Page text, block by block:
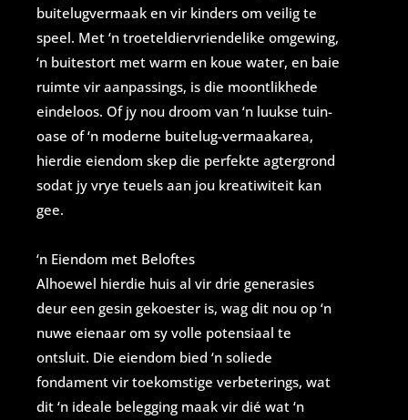
buitelugvermaak en vir kinders om veilig te
speel. Met ‘n troeteldiervriendelike omgewing,
‘n buitestort met warm en koue water, en baie
ruimte vir aanpassings, is die moontlikhede
eindeloos. Of jy nou droom van ‘n luukse tuin-
oase of ‘n moderne buitelug-vermaakarea,
hierdie eiendom skep die perfekte agtergrond
sodat jy vrye teuels aan jou kreatiwiteit kan
gee.
‘n Eiendom met Beloftes
Alhoewel hierdie huis al vir drie generasies
deur een gesin gekoester is, wag dit nou op ‘n
nuwe eienaar om sy volle potensiaal te
ontsluit. Die eiendom bied ‘n soliede
fondament vir toekomstige verbeterings, wat
dit ‘n ideale belegging maak vir dié wat ‘n